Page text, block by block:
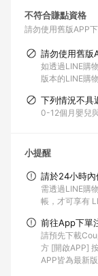
不符合賺點資格
請勿使用舊版APP
請勿使用舊版
如透過LINE購
版本的LINE購
下列情況不具
0-12個月嬰兒
小提醒
請於24小時內
需透過LINE購
帳，才可享有
前往App下單
請預先下載
方 [開啟APP]
APP皆為最新